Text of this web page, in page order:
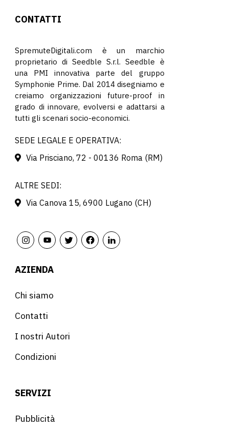
CONTATTI
SpremuteDigitali.com è un marchio
proprietario di Seedble S.r.l. Seedble è
una PMI innovativa parte del gruppo
Symphonie Prime. Dal 2014 disegniamo e
creiamo organizzazioni future-proof in
grado di innovare, evolversi e adattarsi a
tutti gli scenari socio-economici.
SEDE LEGALE E OPERATIVA:
Via Prisciano, 72 - 00136 Roma (RM)
ALTRE SEDI:
Via Canova 15, 6900 Lugano (CH)
AZIENDA
Chi siamo
Contatti
I nostri Autori
Condizioni
SERVIZI
Pubblicità